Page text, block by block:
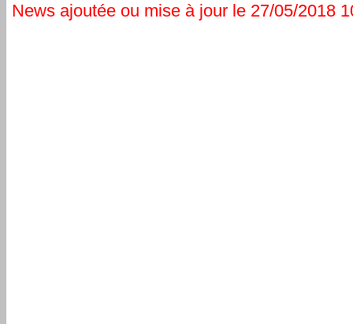
News ajoutée ou mise à jour le 27/05/2018